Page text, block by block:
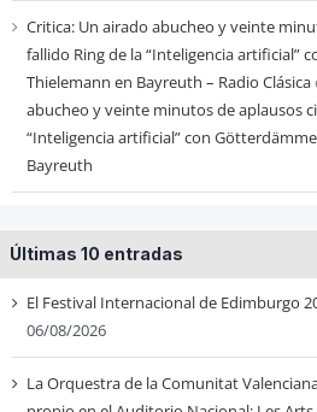
Critica: Un airado abucheo y veinte
fallido Ring de la “Inteligencia artificial”
Thielemann en Bayreuth – Radio Clásica
abucheo y veinte minutos de aplausos
“Inteligencia artificial” con
Bayreuth
Últimas 10 entradas
El Festival Internacional de Edimburgo
06/08/2026
La Orquestra de la Comunitat